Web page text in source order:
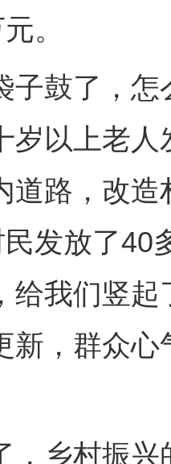
。
鼓了，怎
岁以上老
道路，改
发放了40
给我们竖
新，群众心
乡村振兴